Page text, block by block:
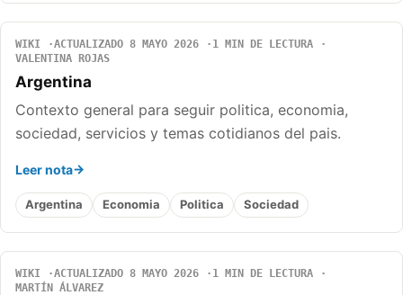
WIKI ACTUALIZADO 8 MAYO 2026
1 MIN DE LECTURA
VALENTINA ROJAS
Argentina
Contexto general para seguir politica, economia,
sociedad, servicios y temas cotidianos del pais.
Leer nota
Argentina Economia Politica Sociedad
WIKI ACTUALIZADO 8 MAYO 2026
1 MIN DE LECTURA
MARTÍN ÁLVAREZ